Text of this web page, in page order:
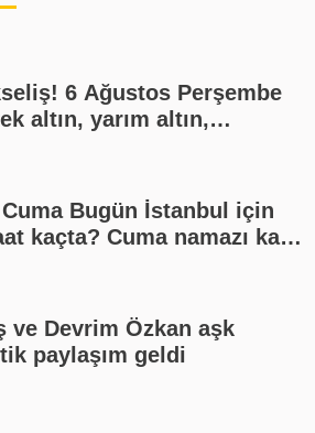
altın, yarım altın,
Bugün İstanbul için
kaçta? Cuma namazı kaç
ve Devrim Özkan aşk
paylaşım geldi